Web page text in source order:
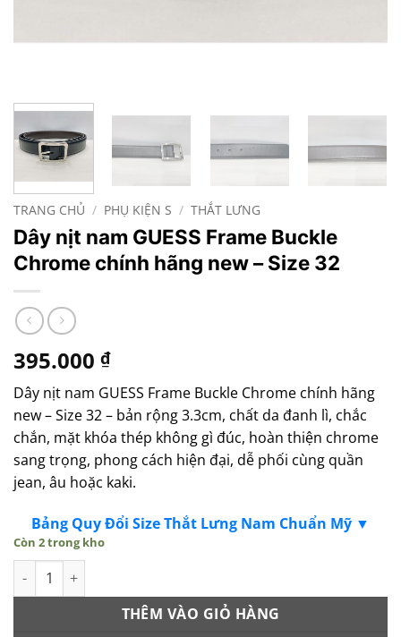
TRANG CHỦ / PHỤ KIỆN S / THẮT LƯNG
Dây nịt nam GUESS Frame Buckle
Chrome chính hãng new – Size 32
395.000 ₫
Dây nịt nam GUESS Frame Buckle Chrome chính hãng
new – Size 32 – bản rộng 3.3cm, chất da đanh lì, chắc
chắn, mặt khóa thép không gì đúc, hoàn thiện chrome
sang trọng, phong cách hiện đại, dễ phối cùng quần
jean, âu hoặc kaki.
Bảng Quy Đổi Size Thắt Lưng Nam Chuẩn Mỹ ▼
Còn 2 trong kho
Dây nịt nam GUESS Frame Buckle Chrome chính hãng new -
THÊM VÀO GIỎ HÀNG